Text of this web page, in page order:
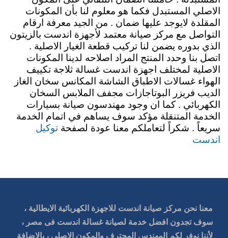
الاصلي المستبدل فكما هو معلوم لنا بأن المكونات
المقلدة لايوجد عليها ضمان . من الجيد معرفة ارقام
التواصل مع مركز صيانة معتمد لأجهزة اندست بالزيتون
الذي بدوره يضمن لنا تركيب قطعة الغيار الاصلية .
اتصل بنا وحدد المنتج المراد اصلاحه لدينا المكونات
الاصلية لمختلف اجهزة اندست غسالة ثلاجة تكييف
الهواء غسالات الاطباق الشاشة المكانس سخان الغاز
الديب فريزر البوتاجازات مجفف الملابس السخان
الكهربائي . كما ان وجود مهندسون صيانة بسيارات
الخدمة المتنقلة مؤكد سوف يساهم في اتمام الخدمة
سريعاً . شكراً لتعاملكم معنا عودة لصفحة توكيل
اندست
معنا نحن مركز صيانة اندست للاجهزة الكهربائية الايطالية ،
سوف تجدون افضل خدمة لصيانة غسالة اندست فى مصر ،
لأننا نوفر لكم المهندس المحترف والمكون الاصلي ، بالاضافة